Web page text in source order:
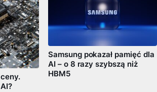
Samsung pokazał pamięć dla
AI – o 8 razy szybszą niż
HBM5